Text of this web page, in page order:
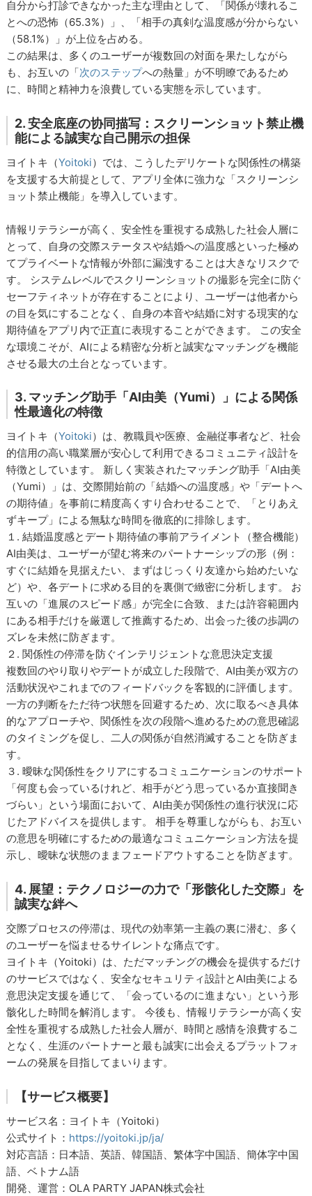
自分から打診できなかった主な理由として、「関係が壊れるこ
とへの恐怖（65.3%）」、「相手の真剣な温度感が分からない
（58.1%）」が上位を占める。
この結果は、多くのユーザーが複数回の対面を果たしながら
も、お互いの「次のステップへの熱量」が不明瞭であるため
に、時間と精神力を浪費している実態を示しています。
2. 安全底座の协同描写：スクリーンショット禁止機
能による誠実な自己開示の担保
ヨイトキ（Yoitoki）では、こうしたデリケートな関係性の構築
を支援する大前提として、アプリ全体に強力な「スクリーンシ
ョット禁止機能」を導入しています。
情報リテラシーが高く、安全性を重視する成熟した社会人層に
とって、自身の交際ステータスや結婚への温度感といった極め
てプライベートな情報が外部に漏洩することは大きなリスクで
す。 システムレベルでスクリーンショットの撮影を完全に防ぐ
セーフティネットが存在することにより、ユーザーは他者から
の目を気にすることなく、自身の本音や結婚に対する現実的な
期待値をアプリ内で正直に表現することができます。 この安全
な環境こそが、AIによる精密な分析と誠実なマッチングを機能
させる最大の土台となっています。
3. マッチング助手「AI由美（Yumi）」による関係
性最適化の特徴
ヨイトキ（Yoitoki）は、教職員や医療、金融従事者など、社会
的信用の高い職業層が安心して利用できるコミュニティ設計を
特徴としています。 新しく実装されたマッチング助手「AI由美
（Yumi）」は、交際開始前の「結婚への温度感」や「デートへ
の期待値」を事前に精度高くすり合わせることで、「とりあえ
ずキープ」による無駄な時間を徹底的に排除します。
１. 結婚温度感とデート期待値の事前アライメント（整合機能）
AI由美は、ユーザーが望む将来のパートナーシップの形（例：
すぐに結婚を見据えたい、まずはじっくり友達から始めたいな
ど）や、各デートに求める目的を裏側で緻密に分析します。 お
互いの「進展のスピード感」が完全に合致、または許容範囲内
にある相手だけを厳選して推薦するため、出会った後の歩調の
ズレを未然に防ぎます。
２. 関係性の停滞を防ぐインテリジェントな意思決定支援
複数回のやり取りやデートが成立した段階で、AI由美が双方の
活動状況やこれまでのフィードバックを客観的に評価します。
一方の判断をただ待つ状態を回避するため、次に取るべき具体
的なアプローチや、関係性を次の段階へ進めるための意思確認
のタイミングを促し、二人の関係が自然消滅することを防ぎま
す。
３. 曖昧な関係性をクリアにするコミュニケーションのサポート
「何度も会っているけれど、相手がどう思っているか直接聞き
づらい」という場面において、AI由美が関係性の進行状況に応
じたアドバイスを提供します。 相手を尊重しながらも、お互い
の意思を明確にするための最適なコミュニケーション方法を提
示し、曖昧な状態のままフェードアウトすることを防ぎます。
4. 展望：テクノロジーの力で「形骸化した交際」を
誠実な絆へ
交際プロセスの停滞は、現代の効率第一主義の裏に潜む、多く
のユーザーを悩ませるサイレントな痛点です。
ヨイトキ（Yoitoki）は、ただマッチングの機会を提供するだけ
のサービスではなく、安全なセキュリティ設計とAI由美による
意思決定支援を通じて、「会っているのに進まない」という形
骸化した時間を解消します。 今後も、情報リテラシーが高く安
全性を重視する成熟した社会人層が、時間と感情を浪費するこ
となく、生涯のパートナーと最も誠実に出会えるプラットフォ
ームの発展を目指してまいります。
【サービス概要】
サービス名：ヨイトキ（Yoitoki）
公式サイト： https://yoitoki.jp/ja/
対応言語：日本語、英語、韓国語、繁体字中国語、簡体字中国
語、ベトナム語
開発、運営：OLA PARTY JAPAN株式会社